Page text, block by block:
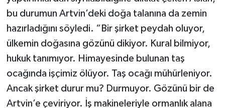
bu durumun Artvin’deki doğa talanına da zemin
hazırladığını söyledi. “Bir şirket peydah oluyor,
ülkemin doğasına gözünü dikiyor. Kural bilmiyor,
hukuk tanımıyor. Himayesinde bulunan taş
ocağında işçimiz ölüyor. Taş ocağı mühürleniyor.
Ancak şirket durur mu? Durmuyor. Gözünü bir de
Artvin’e çeviriyor. İş makineleriyle ormanlık alana